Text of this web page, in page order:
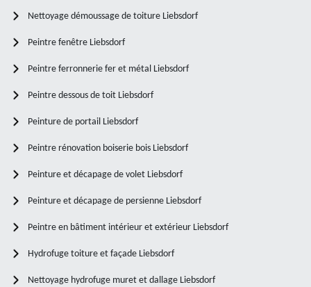
Nettoyage démoussage de toiture Liebsdorf
Peintre fenêtre Liebsdorf
Peintre ferronnerie fer et métal Liebsdorf
Peintre dessous de toit Liebsdorf
Peinture de portail Liebsdorf
Peintre rénovation boiserie bois Liebsdorf
Peinture et décapage de volet Liebsdorf
Peinture et décapage de persienne Liebsdorf
Peintre en bâtiment intérieur et extérieur Liebsdorf
Hydrofuge toiture et façade Liebsdorf
Nettoyage hydrofuge muret et dallage Liebsdorf